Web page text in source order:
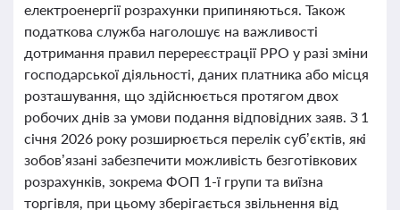
електроенергії розрахунки припиняються. Також
податкова служба наголошує на важливості
дотримання правил перереєстрації РРО у разі зміни
господарської діяльності, даних платника або місця
розташування, що здійснюється протягом двох
робочих днів за умови подання відповідних заяв. З 1
січня 2026 року розширюється перелік суб’єктів, які
зобов’язані забезпечити можливість безготівкових
розрахунків, зокрема ФОП 1-ї групи та виїзна
торгівля, при цьому зберігається звільнення від